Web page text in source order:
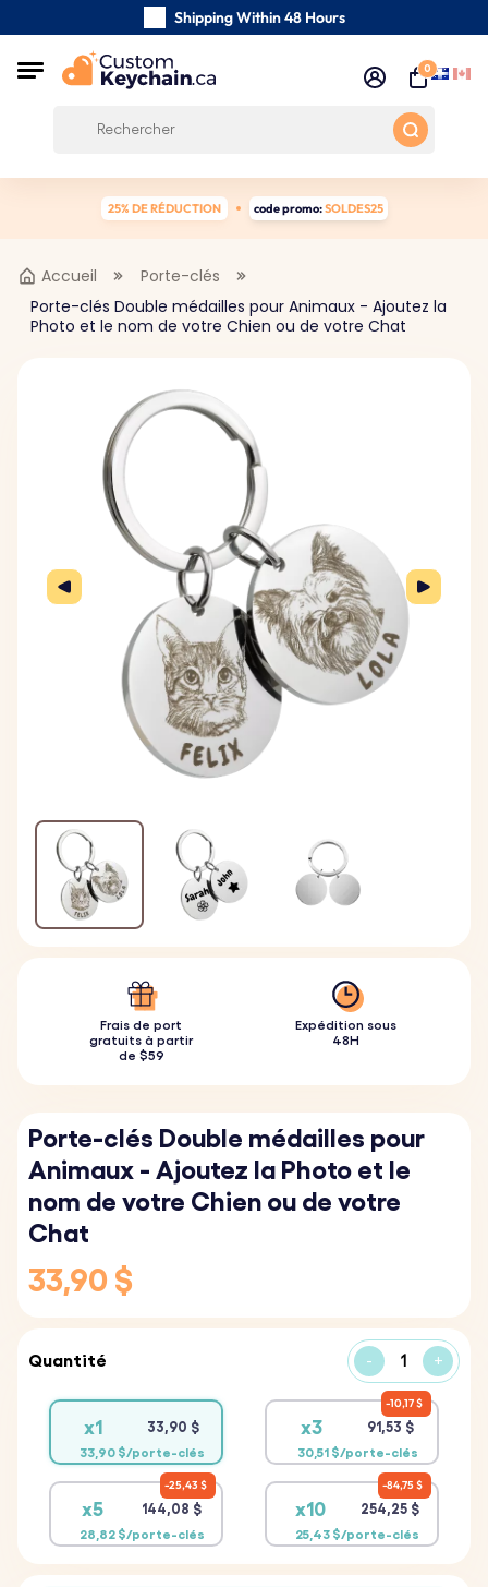
Shipping Within 48 Hours
Customer reviews:
0
25% DE RÉDUCTION code promo:SOLDES25
Accueil
Porte-clés
Porte-clés Double médailles pour Animaux - Ajoutez la
Photo et le nom de votre Chien ou de votre Chat
Frais de port
gratuits à partir
de $59
Expédition sous
48H
Porte-clés Double médailles pour
Animaux - Ajoutez la Photo et le
nom de votre Chien ou de votre
Chat
33,90 $
Quantité - +
x1 33,90 $
33,90 $/porte-clés
x3 91,53 $
30,51 $/porte-clés
10,17 $
x5 144,08 $
28,82 $/porte-clés
25,43 $
x10 254,25 $
25,43 $/porte-clés
84,75 $